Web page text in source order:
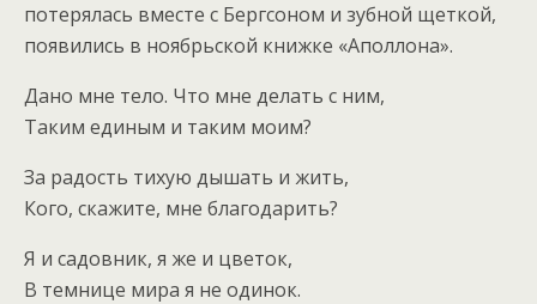
потерялась вместе с Бергсоном и зубной щеткой,
появились в ноябрьской книжке «Аполлона».
Дано мне тело. Что мне делать с ним,
Таким единым и таким моим?
За радость тихую дышать и жить,
Кого, скажите, мне благодарить?
Я и садовник, я же и цветок,
В темнице мира я не одинок.